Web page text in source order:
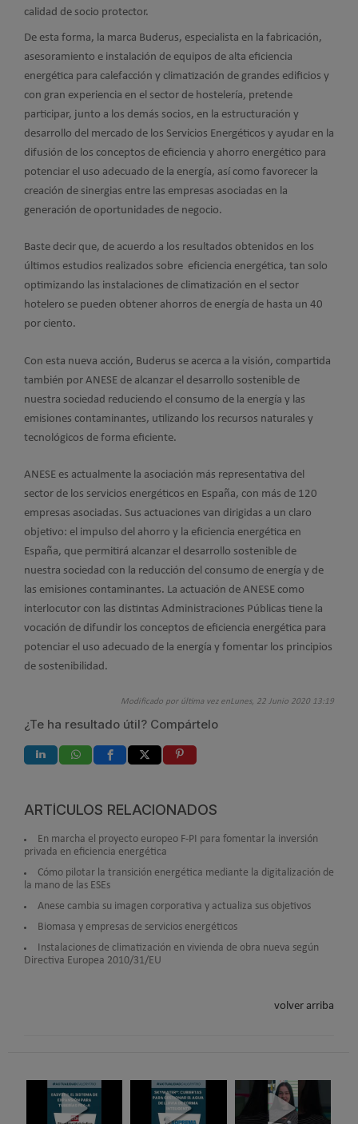
calidad de socio protector.
De esta forma, la marca Buderus, especialista en la fabricación,
asesoramiento e instalación de equipos de alta eficiencia
energética para calefacción y climatización de grandes edificios y
con gran experiencia en el sector de hostelería, pretende
participar, junto a los demás socios, en la estructuración y
desarrollo del mercado de los Servicios Energéticos y ayudar en la
difusión de los conceptos de eficiencia y ahorro energético para
potenciar el uso adecuado de la energía, así como favorecer la
creación de sinergias entre las empresas asociadas en la
generación de oportunidades de negocio.
Baste decir que, de acuerdo a los resultados obtenidos en los
últimos estudios realizados sobre eficiencia energética, tan solo
optimizando las instalaciones de climatización en el sector
hotelero se pueden obtener ahorros de energía de hasta un 40
por ciento.
Con esta nueva acción, Buderus se acerca a la visión, compartida
también por ANESE de alcanzar el desarrollo sostenible de
nuestra sociedad reduciendo el consumo de la energía y las
emisiones contaminantes, utilizando los recursos naturales y
tecnológicos de forma eficiente.
ANESE es actualmente la asociación más representativa del
sector de los servicios energéticos en España, con más de 120
empresas asociadas. Sus actuaciones van dirigidas a un claro
objetivo: el impulso del ahorro y la eficiencia energética en
España, que permitirá alcanzar el desarrollo sostenible de
nuestra sociedad con la reducción del consumo de energía y de
las emisiones contaminantes. La actuación de ANESE como
interlocutor con las distintas Administraciones Públicas tiene la
vocación de difundir los conceptos de eficiencia energética para
potenciar el uso adecuado de la energía y fomentar los principios
de sostenibilidad.
Modificado por última vez enLunes, 22 Junio 2020 13:19
¿Te ha resultado útil? Compártelo
ARTÍCULOS RELACIONADOS
En marcha el proyecto europeo F-PI para fomentar la inversión
privada en eficiencia energética
Cómo pilotar la transición energética mediante la digitalización de
la mano de las ESEs
Anese cambia su imagen corporativa y actualiza sus objetivos
Biomasa y empresas de servicios energéticos
Instalaciones de climatización en vivienda de obra nueva según
Directiva Europea 2010/31/EU
volver arriba